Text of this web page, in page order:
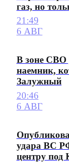
газ, но
21:49
6 АВГ
В зоне СВО
наемник,
Залужный
20:46
6 АВГ
удара ВС
центру под